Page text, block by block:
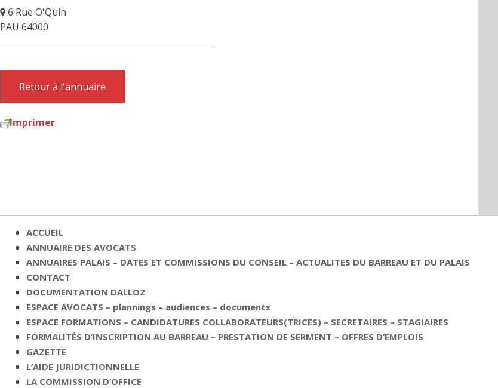
6 Rue O'Quin
PAU 64000
Retour à l'annuaire
Imprimer
ACCUEIL
ANNUAIRE DES AVOCATS
ANNUAIRES PALAIS – DATES ET COMMISSIONS DU CONSEIL – ACTUALITES DU BARREAU ET DU PALAIS
CONTACT
DOCUMENTATION DALLOZ
ESPACE AVOCATS – plannings – audiences – documents
ESPACE FORMATIONS – CANDIDATURES COLLABORATEURS(TRICES) – SECRETAIRES – STAGIAIRES
FORMALITÉS D’INSCRIPTION AU BARREAU – PRESTATION DE SERMENT – OFFRES D’EMPLOIS
GAZETTE
L’AIDE JURIDICTIONNELLE
LA COMMISSION D’OFFICE